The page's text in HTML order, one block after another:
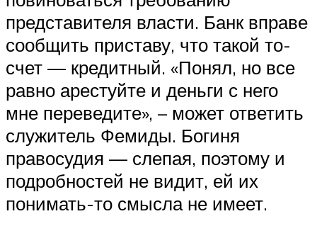
представителя власти. Банк вправе
сообщить приставу, что такой то-
счет — кредитный. «Понял, но все
равно арестуйте и деньги с него
мне переведите», – может ответить
служитель Фемиды. Богиня
правосудия — слепая, поэтому и
подробностей не видит, ей их
понимать-то смысла не имеет.